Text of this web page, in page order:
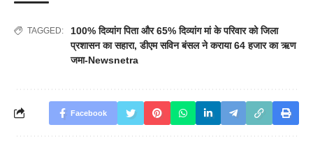
TAGGED:
100% दिव्यांग पिता और 65% दिव्यांग मां के परिवार को जिला
प्रशासन का सहारा,डीएम सविन बंसल ने कराया 64 हजार का ऋण
जमा-Newsnetra
Facebook